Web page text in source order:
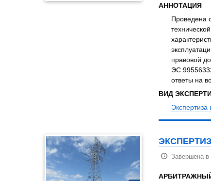
АННОТАЦИЯ
Проведена
правовой
ЭС
ответы на
ВИД
Завершена в